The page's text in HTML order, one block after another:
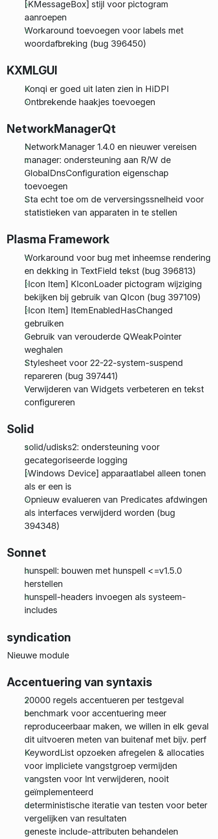
[KMessageBox] stijl voor pictogram
aanroepen
Workaround toevoegen voor labels met
woordafbreking (bug 396450)
KXMLGUI
Konqi er goed uit laten zien in HiDPI
Ontbrekende haakjes toevoegen
NetworkManagerQt
NetworkManager 1.4.0 en nieuwer vereisen
manager: ondersteuning aan R/W de
GlobalDnsConfiguration eigenschap
toevoegen
Sta echt toe om de verversingssnelheid voor
statistieken van apparaten in te stellen
Plasma Framework
Workaround voor bug met inheemse rendering
en dekking in TextField tekst (bug 396813)
[Icon Item] KIconLoader pictogram wijziging
bekijken bij gebruik van QIcon (bug 397109)
[Icon Item] ItemEnabledHasChanged
gebruiken
Gebruik van verouderde QWeakPointer
weghalen
Stylesheet voor 22-22-system-suspend
repareren (bug 397441)
Verwijderen van Widgets verbeteren en tekst
configureren
Solid
solid/udisks2: ondersteuning voor
gecategoriseerde logging
[Windows Device] apparaatlabel alleen tonen
als er een is
Opnieuw evalueren van Predicates afdwingen
als interfaces verwijderd worden (bug
394348)
Sonnet
hunspell: bouwen met hunspell <=v1.5.0
herstellen
hunspell-headers invoegen als systeem-
includes
syndication
Nieuwe module
Accentuering van syntaxis
20000 regels accentueren per testgeval
benchmark voor accentuering meer
reproduceerbaar maken, we willen in elk geval
dit uitvoeren meten van buitenaf met bijv. perf
KeywordList opzoeken afregelen & allocaties
voor impliciete vangstgroep vermijden
vangsten voor Int verwijderen, nooit
geïmplementeerd
deterministische iteratie van testen voor beter
vergelijken van resultaten
geneste include-attributen behandelen